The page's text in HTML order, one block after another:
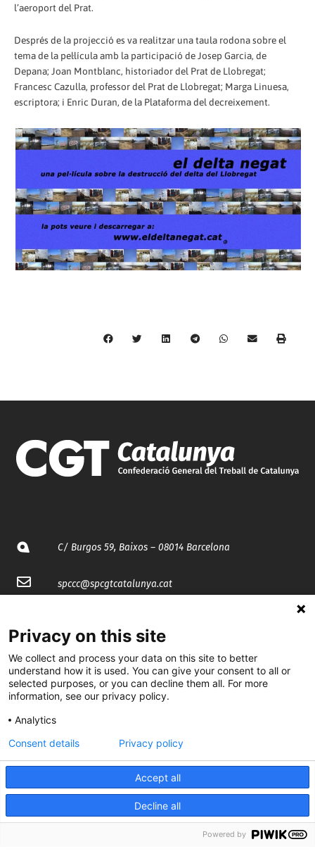
l’aeroport del Prat.
Després de la projecció es va realitzar una taula rodona sobre el
tema de la pel·lícula amb la participació de Josep Garcia, de
Depana; Joan Montblanc, historiador del Prat de Llobregat;
Francesc Cazulla, professor del Prat de Llobregat; Marga Linuesa,
escriptora; i Enric Duran, de la Plataforma del decreixement.
C/ Burgos 59, Baixos – 08014 Barcelona
spccc@spcgtcatalunya.cat
@CGTCatalunya
cgtcatalunya
cgtcatalunya
Desenvolupat per
Privacy on this site
We collect and process your data on this site to better
understand how it is used. You can give your consent to all or
selected purposes, or you can decline them all. For more
information, see our privacy policy.
Analytics
Accept all
Decline all
Consent details Privacy policy
Powered by